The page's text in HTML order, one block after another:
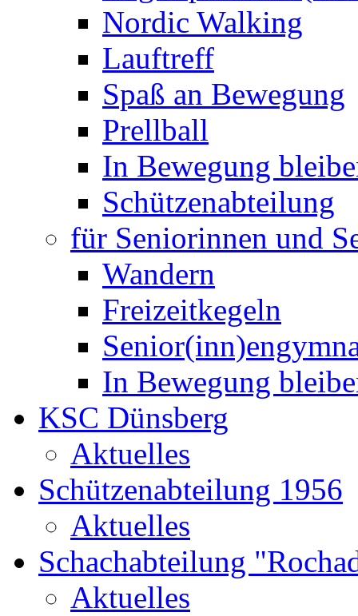
Nordic Walking
Lauftreff
Spaß an Bewegung
Prellball
In Bewegung
Schützenabteilung
für Seniorinnen und
Wandern
Freizeitkegeln
In Bewegung
KSC Dünsberg
Aktuelles
Schützenabteilung 1956
Aktuelles
Schachabteilung
Aktuelles